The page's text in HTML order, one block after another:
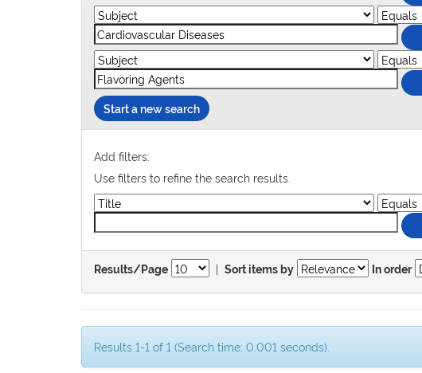
Start a new search
Add filters:
Use filters to refine the search results.
Results/Page | Sort items by In order
Results 1-1 of 1 (Search time: 0.001 seconds).